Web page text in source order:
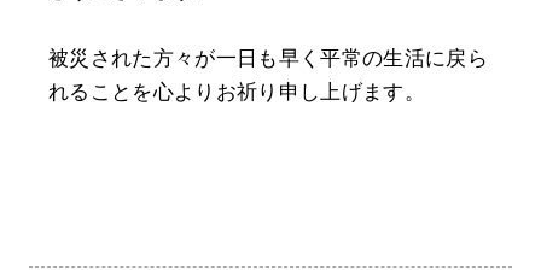
被災された方々が一日も早く平常の生活に戻ら
れることを心よりお祈り申し上げます。